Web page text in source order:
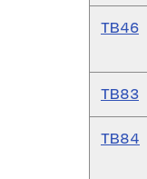
TB46
TB83
TB84